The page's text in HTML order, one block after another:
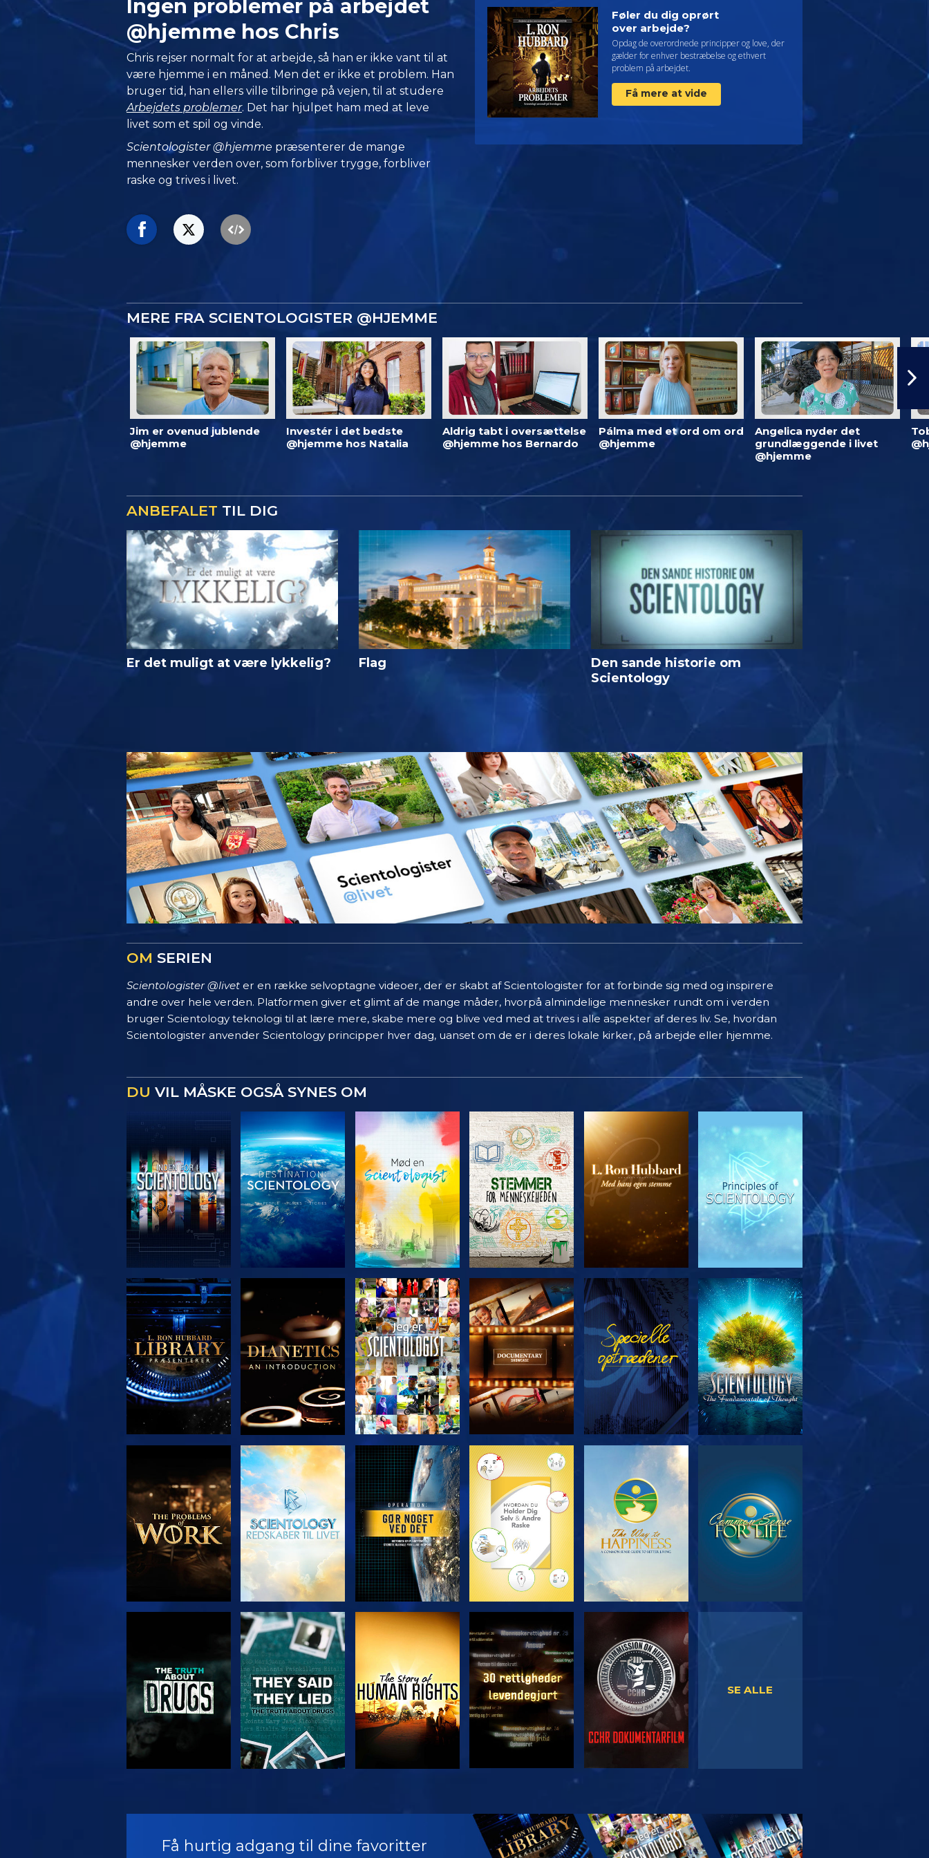
Ingen problemer på arbejdet
@hjemme hos Chris
Chris rejser normalt for at arbejde, så han er ikke vant til at
være hjemme i en måned. Men det er ikke et problem. Han
bruger tid, han ellers ville tilbringe på vejen, til at studere
Arbejdets problemer. Det har hjulpet ham med at leve
livet som et spil og vinde.
Scientologister @hjemme præsenterer de mange
mennesker verden over, som forbliver trygge, forbliver
raske og trives i livet.
Føler du dig oprørt
over arbejde?
Opdag de overordnede principper og love, der
gælder for enhver bestræbelse og ethvert
problem på arbejdet.
Få mere at vide
MERE FRA SCIENTOLOGISTER @HJEMME
Jim er ovenud jublende
@hjemme
Investér i det bedste
@hjemme hos Natalia
Aldrig tabt i oversættelse
@hjemme hos Bernardo
Pálma med et ord om ord
@hjemme
Angelica nyder det
grundlæggende i livet
@hjemme
ANBEFALET TIL DIG
Er det muligt at være lykkelig? Flag
Den sande historie om
Scientology
OM SERIEN
Scientologister @livet er en række selvoptagne videoer, der er skabt af Scientologister for at forbinde sig med og inspirere
andre over hele verden. Platformen giver et glimt af de mange måder, hvorpå almindelige mennesker rundt om i verden
bruger Scientology teknologi til at lære mere, skabe mere og blive ved med at trives i alle aspekter af deres liv. Se, hvordan
Scientologister anvender Scientology principper hver dag, uanset om de er i deres lokale kirker, på arbejde eller hjemme.
DU VIL MÅSKE OGSÅ SYNES OM
UDFORSK SERIEN UDFORSK SERIEN UDFORSK SERIEN UDFORSK SERIEN UDFORSK SERIEN SE
UDFORSK SERIEN SE UDFORSK SERIEN UDFORSK SERIEN UDFORSK SERIEN
SE SE SE
SE UDFORSK SERIEN
SE ALLE
Få hurtig adgang til dine favoritter